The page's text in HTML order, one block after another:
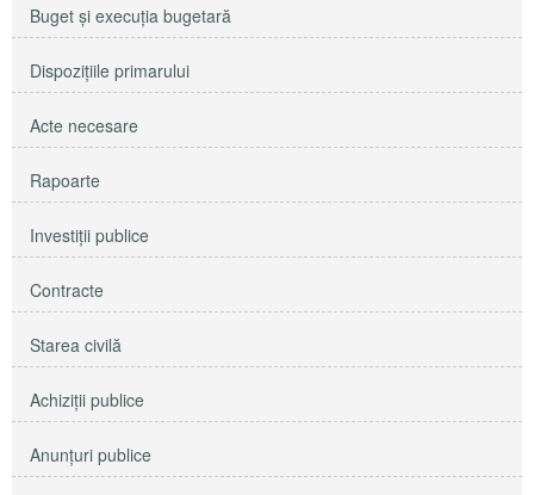
Buget şi execuţia bugetară
Dispoziţiile primarului
Acte necesare
Rapoarte
Investiţii publice
Contracte
Starea civilă
Achiziţii publice
Anunţuri publice